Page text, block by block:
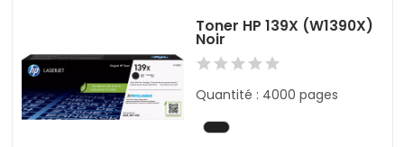
Toner HP 139X (W1390X)
Noir
Quantité : 4000 pages